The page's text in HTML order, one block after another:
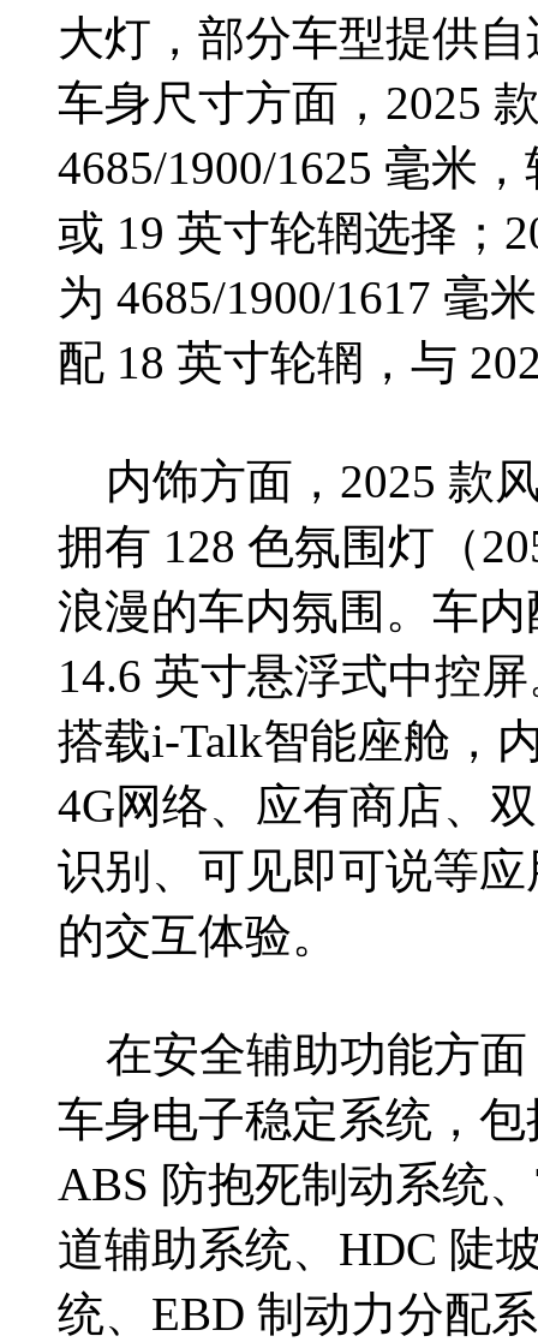
大灯，部分车型提供
车身尺寸方面，2025
4685/1900/1625 毫米
或 19 英寸轮辋选择；
为 4685/1900/1617 毫
配 18 英寸轮辋，与
内饰方面，2025 款
拥有 128 色氛围灯（
浪漫的车内氛围。车
14.6 英寸悬浮式中控
搭载i-Talk智能座舱，
4G网络、应有商店、
识别、可见即可说等
的交互体验。
在安全辅助功能方面
车身电子稳定系统，
ABS 防抱死制动系统
道辅助系统、HDC 陡
统、EBD 制动力分配